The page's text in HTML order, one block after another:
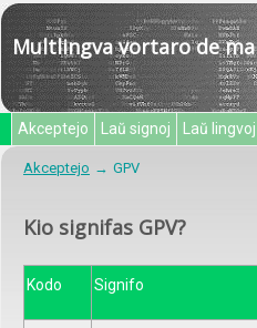
Multlingva vortaro de
Akceptejo Laŭ signoj Laŭ lingvoj
Akceptejo GPV
Kio signifas GPV?
Kodo Signifo